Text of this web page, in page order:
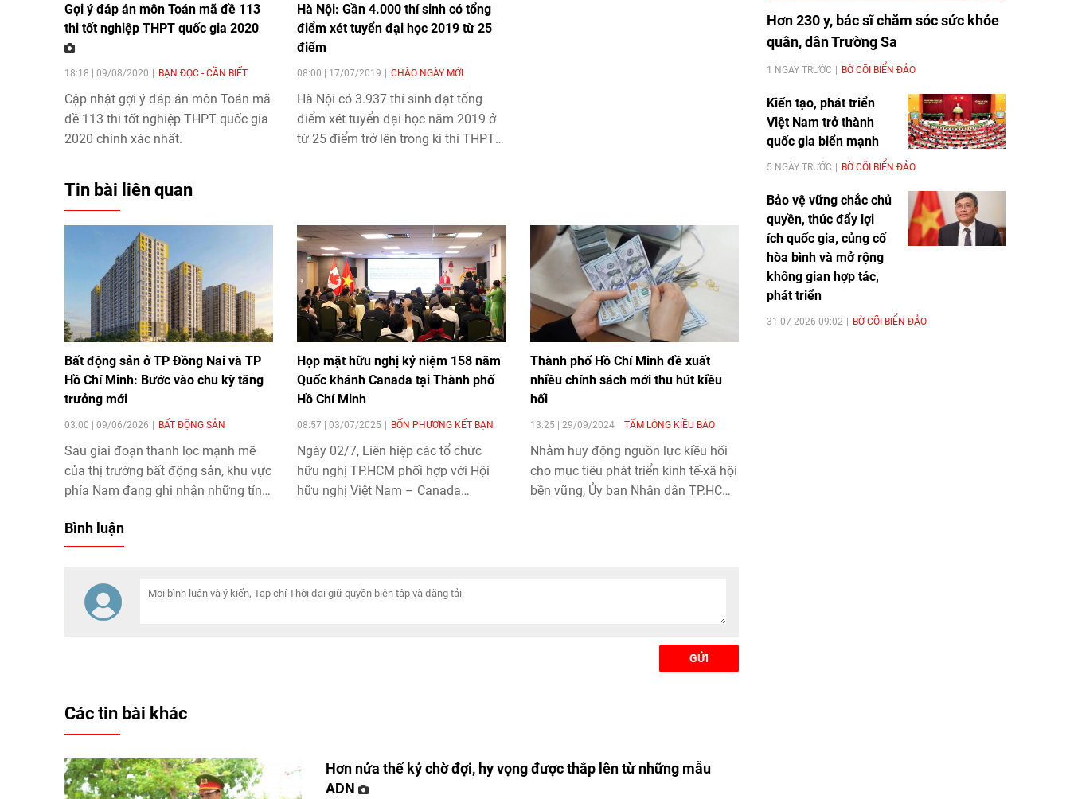
Gợi ý đáp án môn Toán mã đề 113
thi tốt nghiệp THPT quốc gia 2020
18:18 | 09/08/2020 BẠN ĐỌC - CẦN BIẾT
Cập nhật gợi ý đáp án môn Toán mã
đề 113 thi tốt nghiệp THPT quốc gia
2020 chính xác nhất.
Hà Nội: Gần 4.000 thí sinh có tổng
điểm xét tuyển đại học 2019 từ 25
điểm
08:00 | 17/07/2019 CHÀO NGÀY MỚI
Hà Nội có 3.937 thí sinh đạt tổng
điểm xét tuyển đại học năm 2019 ở
từ 25 điểm trở lên trong kì thi THPT
Tin bài liên quan
Bất động sản ở TP Đồng Nai và TP
Hồ Chí Minh: Bước vào chu kỳ tăng
trưởng mới
03:00 | 09/06/2026 BẤT ĐỘNG SẢN
Sau giai đoạn thanh lọc mạnh mẽ
của thị trường bất động sản, khu vực
phía Nam đang ghi nhận những tín
Hồ Chí Minh và TP. Đồng Nai.
Họp mặt hữu nghị kỷ niệm 158 năm
Quốc khánh Canada tại Thành phố
Hồ Chí Minh
08:57 | 03/07/2025 BỐN PHƯƠNG KẾT BẠN
Ngày 02/7, Liên hiệp các tổ chức
hữu nghị TP.HCM phối hợp với Hội
hữu nghị Việt Nam – Canada
quan hệ Việt Nam – Canada trên
Thành phố Hồ Chí Minh đề xuất
nhiều chính sách mới thu hút kiều
hối
13:25 | 29/09/2024 TẤM LÒNG KIỀU BÀO
Nhằm huy động nguồn lực kiều hối
cho mục tiêu phát triển kinh tế-xã hội
bền vững, Ủy ban Nhân dân TP.HCM
Bình luận
GỬI
Các tin bài khác
Hơn nửa thế kỷ chờ đợi, hy vọng được thắp lên từ những mẫu
ADN
Hơn 230 y, bác sĩ chăm sóc sức khỏe
quân, dân Trường Sa
1 NGÀY TRƯỚC BỜ CÕI BIỂN ĐẢO
Kiến tạo, phát triển
Việt Nam trở thành
quốc gia biển mạnh
5 NGÀY TRƯỚC BỜ CÕI BIỂN ĐẢO
Bảo vệ vững chắc chủ
quyền, thúc đẩy lợi
ích quốc gia, củng cố
hòa bình và mở rộng
không gian hợp tác,
phát triển
31-07-2026 09:02 BỜ CÕI BIỂN ĐẢO